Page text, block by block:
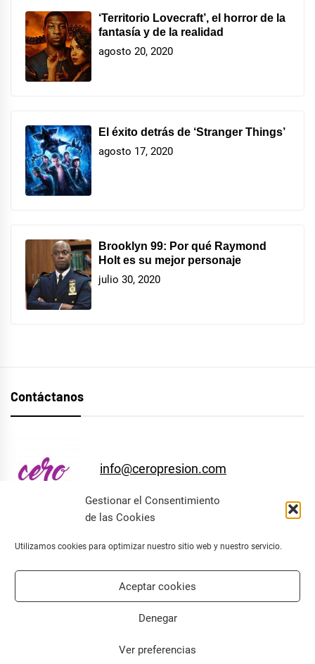
Gestionar el Consentimiento
de las Cookies
Utilizamos cookies para optimizar nuestro sitio web y nuestro servicio.
Aceptar cookies
Denegar
Ver preferencias
‘Territorio Lovecraft’, el horror de la
fantasía y de la realidad
agosto 20, 2020
El éxito detrás de ‘Stranger Things’
agosto 17, 2020
Brooklyn 99: Por qué Raymond
Holt es su mejor personaje
julio 30, 2020
Contáctanos
info@ceropresion.com
FacebookInstagramTwitter